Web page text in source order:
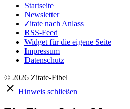
Startseite
Newsletter
Zitate nach Anlass
RSS-Feed
Widget für die eigene Seite
Impressum
Datenschutz
© 2026 Zitate-Fibel
Hinweis schließen